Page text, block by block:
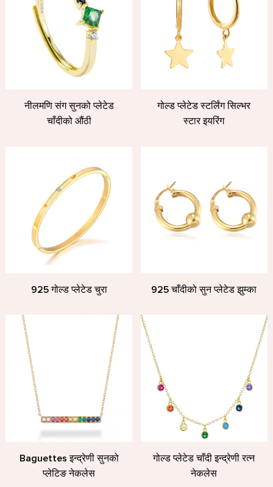
नीलमणि संग सुनको प्लेटेड
चाँदीको औंठी
गोल्ड प्लेटेड स्टर्लिंग सिल्भर
स्टार इयरिंग
925 गोल्ड प्लेटेड चुरा 925 चाँदीको सुन प्लेटेड झुम्का
Baguettes इन्द्रेणी सुनको
प्लेटिङ नेकलेस
गोल्ड प्लेटेड चाँदी इन्द्रेणी रत्न
नेकलेस